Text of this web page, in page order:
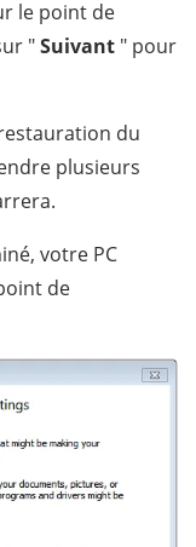
le point de
"Suivant " pour
du
plusieurs
votre PC
de